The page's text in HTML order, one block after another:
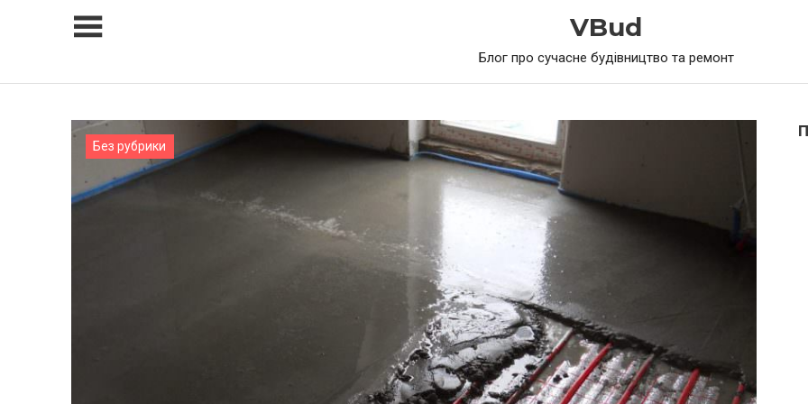
VBud
Блог про сучасне будівництво та ремонт
Без рубрики